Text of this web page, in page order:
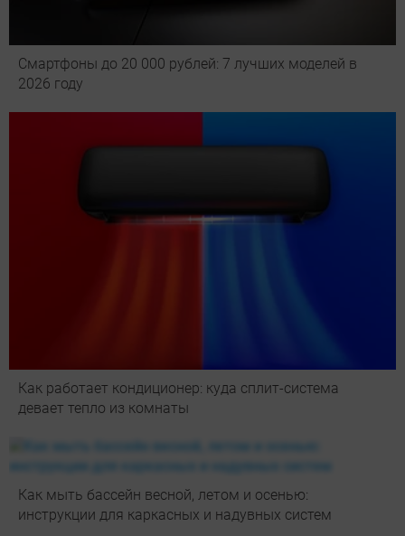
Смартфоны до 20 000 рублей: 7 лучших моделей в
2026 году
Как работает кондиционер: куда сплит-система
девает тепло из комнаты
Как мыть бассейн весной, летом и осенью:
инструкции для каркасных и надувных систем